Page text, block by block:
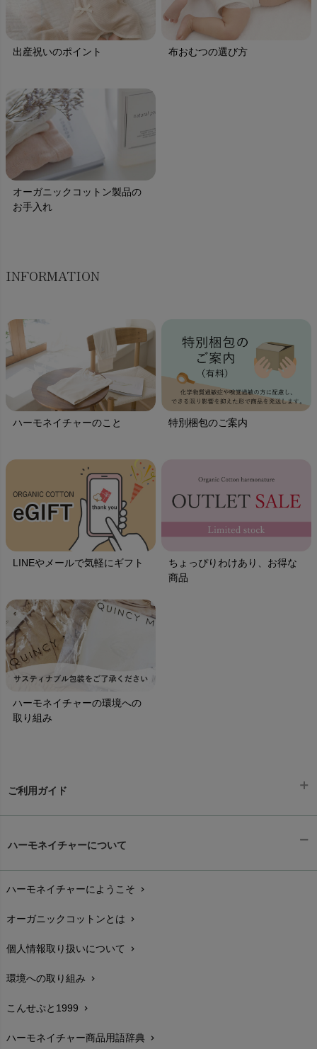
出産祝いのポイント 布おむつの選び方
オーガニックコットン製品の
お手入れ
INFORMATION
ハーモネイチャーのこと 特別梱包のご案内
LINEやメールで気軽にギフト
ちょっぴりわけあり、お得な
商品
ハーモネイチャーの環境への
取り組み
ご利用ガイド
配送と送料chevron_right
在庫状況と発送予定chevron_right
サイズ・寸法chevron_right
生地・素材chevron_right
お手入れについて
レビューを書こうchevron_right
ハーモネイチャーについて
ハーモネイチャーにようこそ chevron_right
オーガニックコットンとは chevron_right
個人情報取り扱いについて chevron_right
環境への取り組み chevron_right
こんせぷと1999 chevron_right
ハーモネイチャー商品用語辞典 chevron_right